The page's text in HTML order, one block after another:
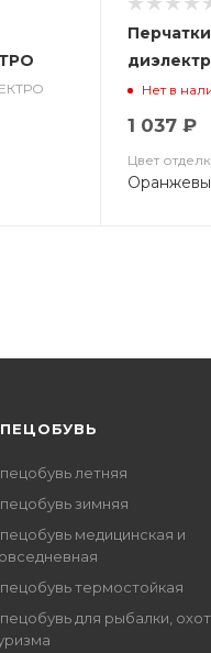
класс 0
Нет в
1 037 ₽
Цвет
летняя
зимняя
медицинская и
термостойкая
для рыбалки,